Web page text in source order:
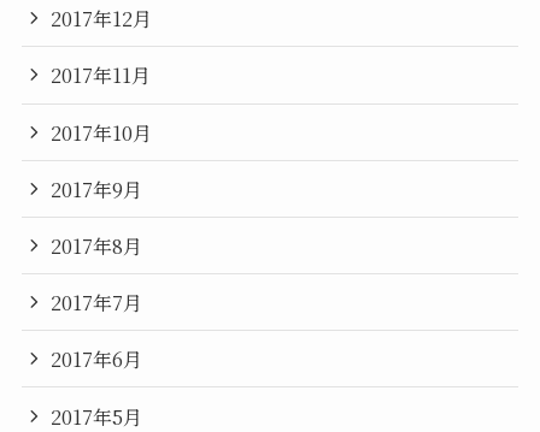
2017年12月
2017年11月
2017年10月
2017年9月
2017年8月
2017年7月
2017年6月
2017年5月